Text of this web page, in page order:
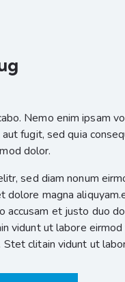
Nemo enim ipsam
fugit, sed quia
dolor.
sed diam nonum
dolore magna
accusam et justo duo
vidunt ut labore
Stet clitain vidunt ut